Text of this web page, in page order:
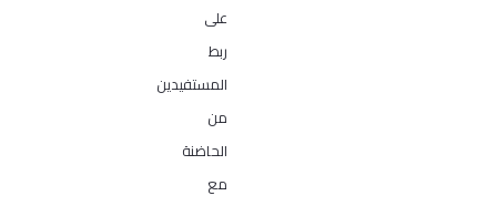
على
ربط
المستفيدين
من
الحاضنة
مع